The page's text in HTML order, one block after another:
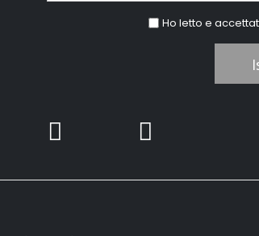
Ho letto e